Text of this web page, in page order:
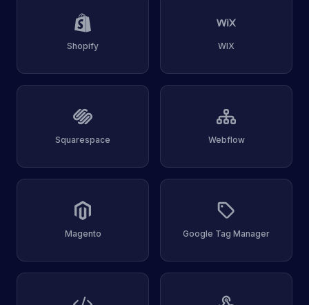
Shopify WIX
Squarespace Webflow
Magento Google Tag Manager